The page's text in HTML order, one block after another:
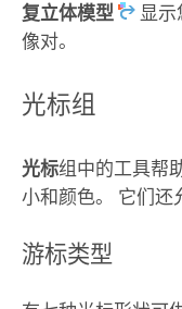
复立体模型
显示
像对。
光标组
光标组中的工具帮
小和颜色。 它们还
游标类型